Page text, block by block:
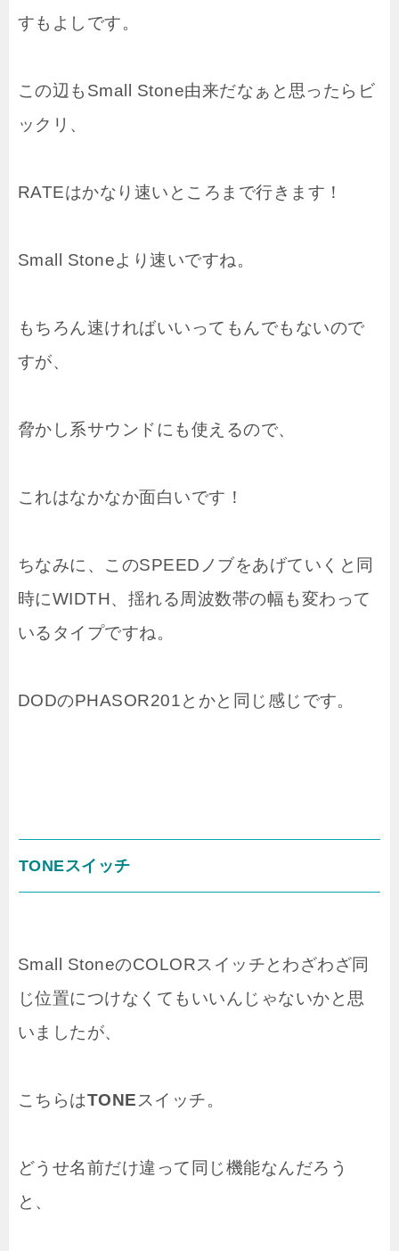
すもよしです。
この辺もSmall Stone由来だなぁと思ったらビ
ックリ、
RATEはかなり速いところまで行きます！
Small Stoneより速いですね。
もちろん速ければいいってもんでもないので
すが、
脅かし系サウンドにも使えるので、
これはなかなか面白いです！
ちなみに、このSPEEDノブをあげていくと同
時にWIDTH、揺れる周波数帯の幅も変わって
いるタイプですね。
DODのPHASOR201とかと同じ感じです。
TONEスイッチ
Small StoneのCOLORスイッチとわざわざ同
じ位置につけなくてもいいんじゃないかと思
いましたが、
こちらはTONEスイッチ。
どうせ名前だけ違って同じ機能なんだろう
と、